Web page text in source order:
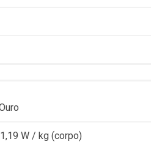
W / kg (corpo)